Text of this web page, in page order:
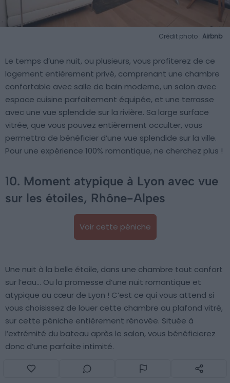
Crédit photo : Airbnb
Le temps d’une nuit, ou plusieurs, vous profiterez de ce
logement entièrement privé, comprenant une chambre
confortable avec salle de bain moderne, un salon avec
espace cuisine parfaitement équipée, et une terrasse
avec une vue splendide sur la rivière. Sa large surface
vitrée, que vous pouvez entièrement occulter, vous
permettra de bénéficier d’une vue splendide sur la ville.
Pour une expérience 100% romantique, ne cherchez plus !
10. Moment atypique à Lyon avec vue
sur les étoiles, Rhône-Alpes
Voir cette péniche
Une nuit à la belle étoile, dans une chambre tout confort
sur l’eau… Ou la promesse d’une nuit romantique et
atypique au cœur de Lyon ! C’est ce qui vous attend si
vous choisissez de louer cette chambre au plafond vitré,
sur cette péniche entièrement rénovée. Située à
l’extrémité du bateau après le salon, vous bénéficierez
donc d’une parfaite intimité.